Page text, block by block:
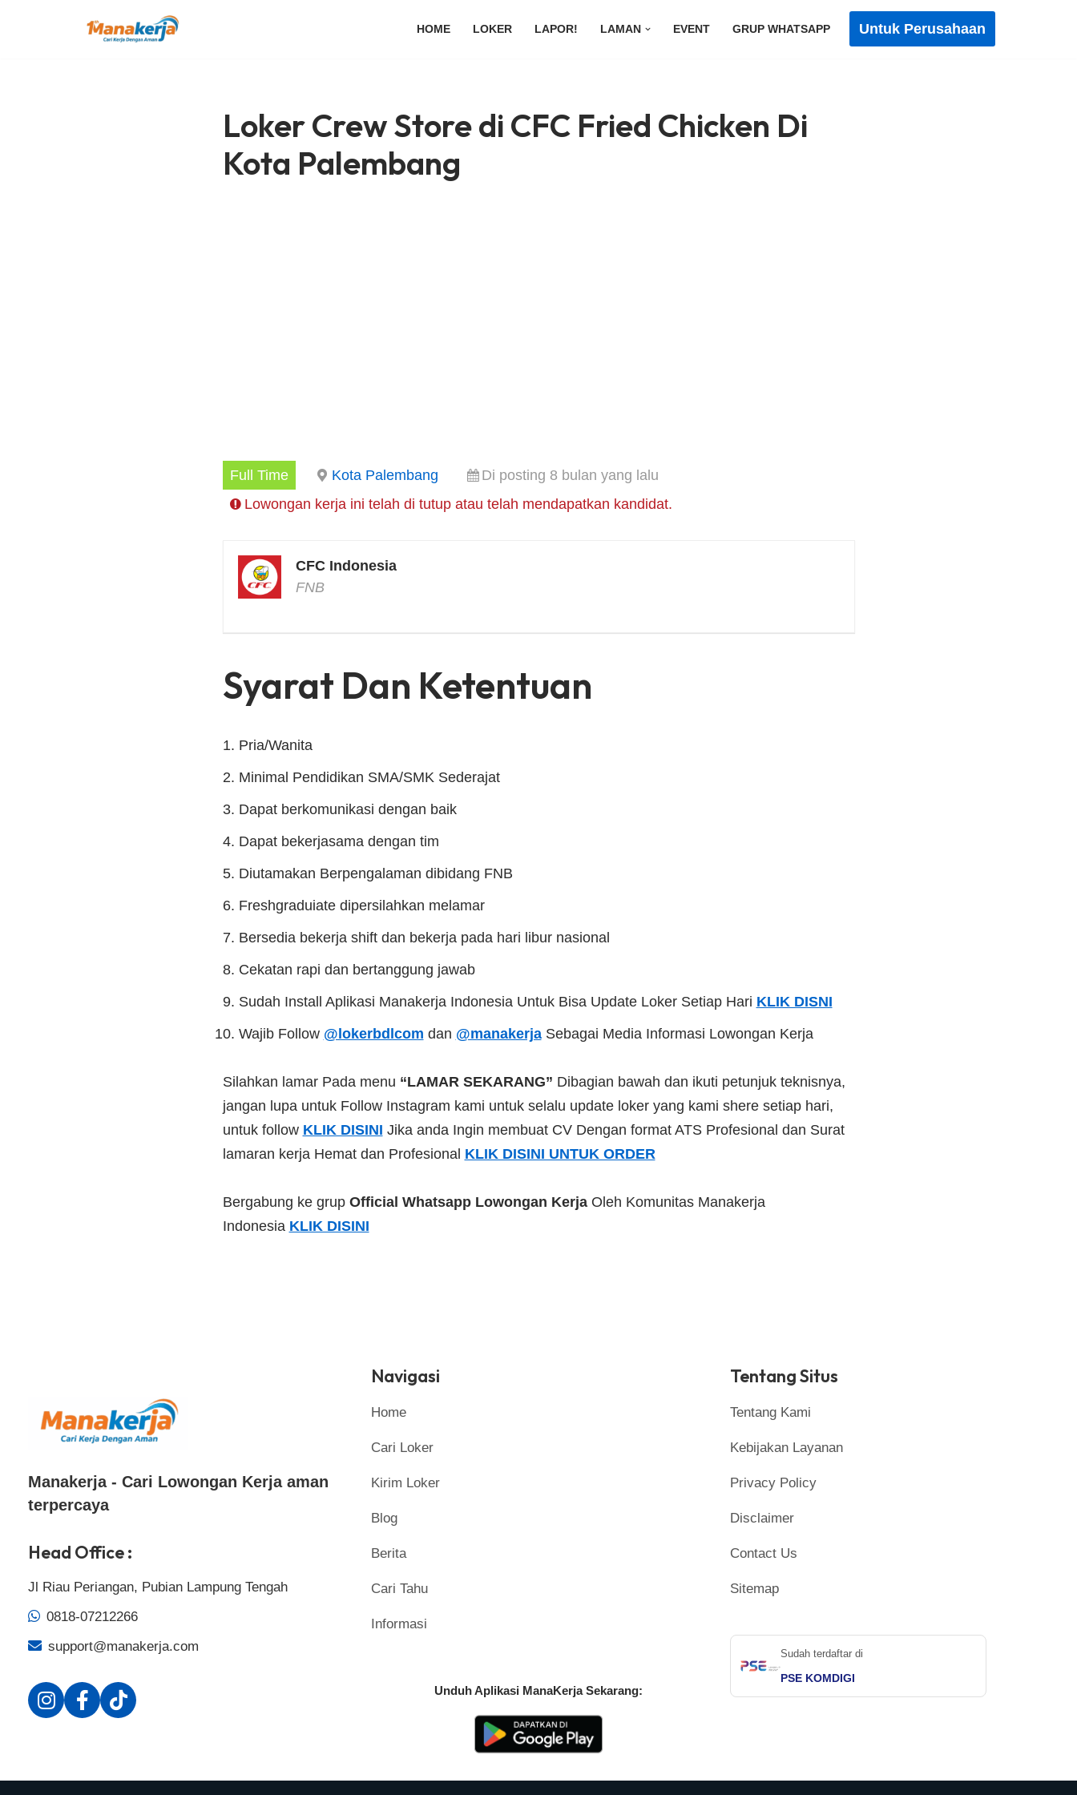
HOME LOKER LAPOR! LAMAN EVENT GRUP WHATSAPP Untuk Perusahaan
Loker Crew Store di CFC Fried Chicken Di
Kota Palembang
Full Time Kota Palembang
Di posting 8 bulan yang lalu
Lowongan kerja ini telah di tutup atau telah mendapatkan kandidat.
CFC Indonesia
FNB
Syarat Dan Ketentuan
Pria/Wanita
Minimal Pendidikan SMA/SMK Sederajat
Dapat berkomunikasi dengan baik
Dapat bekerjasama dengan tim
Diutamakan Berpengalaman dibidang FNB
Freshgraduiate dipersilahkan melamar
Bersedia bekerja shift dan bekerja pada hari libur nasional
Cekatan rapi dan bertanggung jawab
Sudah Install Aplikasi Manakerja Indonesia Untuk Bisa Update Loker Setiap Hari KLIK DISNI
Wajib Follow @lokerbdlcom dan @manakerjaSebagai Media Informasi Lowongan Kerja
Silahkan lamar Pada menu “LAMAR SEKARANG” Dibagian bawah dan ikuti petunjuk teknisnya,
jangan lupa untuk Follow Instagram kami untuk selalu update loker yang kami shere setiap hari,
untuk follow KLIK DISINI Jika anda Ingin membuat CV Dengan format ATS Profesional dan Surat
lamaran kerja Hemat dan Profesional KLIK DISINI UNTUK ORDER
Bergabung ke grup Official Whatsapp Lowongan Kerja Oleh Komunitas Manakerja
Indonesia KLIK DISINI
Manakerja - Cari Lowongan Kerja aman
terpercaya
Head Office :
Jl Riau Periangan, Pubian Lampung Tengah
0818-07212266
support@manakerja.com
Navigasi
Home
Cari Loker
Kirim Loker
Blog
Berita
Cari Tahu
Informasi
Unduh Aplikasi ManaKerja Sekarang:
Tentang Situs
Tentang Kami
Kebijakan Layanan
Privacy Policy
Disclaimer
Contact Us
Sitemap
Sudah terdaftar di
PSE KOMDIGI